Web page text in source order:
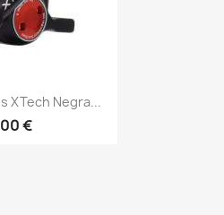
rápida
XTech Negra...
€